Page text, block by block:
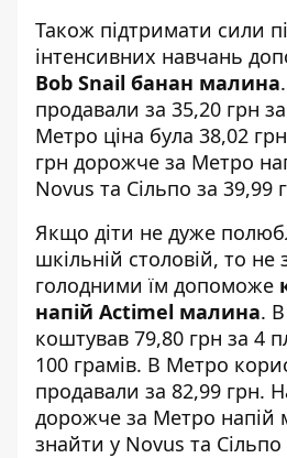
Також підтримати сили
інтенсивних навчань
Bob Snail банан малина
продавали за 35,20 грн
Метро ціна була 38,02
грн дорожче за Метро
Novus та Сільпо за 39,99
Якщо діти не дуже
шкільній столовій, то
голодними їм допоможе
напій Actimel малина.
коштував 79,80 грн за 4
100 грамів. В Метро
продавали за 82,99 грн.
дорожче за Метро напій
знайти у Novus та Сільпо